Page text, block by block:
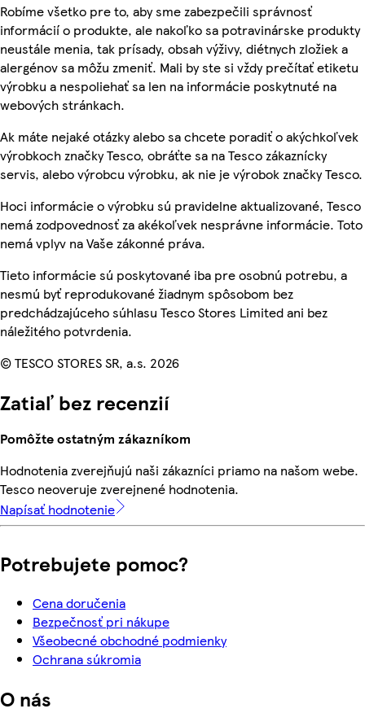
Robíme všetko pre to, aby sme zabezpečili správnosť
informácií o produkte, ale nakoľko sa potravinárske produkty
neustále menia, tak prísady, obsah výživy, diétnych zložiek a
alergénov sa môžu zmeniť. Mali by ste si vždy prečítať etiketu
výrobku a nespoliehať sa len na informácie poskytnuté na
webových stránkach.
Ak máte nejaké otázky alebo sa chcete poradiť o akýchkoľvek
výrobkoch značky Tesco, obráťte sa na Tesco zákaznícky
servis, alebo výrobcu výrobku, ak nie je výrobok značky Tesco.
Hoci informácie o výrobku sú pravidelne aktualizované, Tesco
nemá zodpovednosť za akékoľvek nesprávne informácie. Toto
nemá vplyv na Vaše zákonné práva.
Tieto informácie sú poskytované iba pre osobnú potrebu, a
nesmú byť reprodukované žiadnym spôsobom bez
predchádzajúceho súhlasu Tesco Stores Limited ani bez
náležitého potvrdenia.
© TESCO STORES SR, a.s. 2026
Zatiaľ bez recenzií
Pomôžte ostatným zákazníkom
Hodnotenia zverejňujú naši zákazníci priamo na našom webe.
Tesco neoveruje zverejnené hodnotenia.
Napísať hodnotenie
Potrebujete pomoc?
Cena doručenia
Bezpečnosť pri nákupe
Všeobecné obchodné podmienky
Ochrana súkromia
O nás